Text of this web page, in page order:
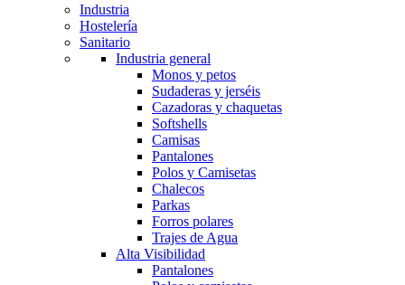
Industria
Hostelería
Sanitario
Industria general
Monos y petos
Sudaderas y jerséis
Cazadoras y chaquetas
Softshells
Camisas
Pantalones
Polos y Camisetas
Chalecos
Parkas
Forros polares
Trajes de Agua
Alta Visibilidad
Pantalones